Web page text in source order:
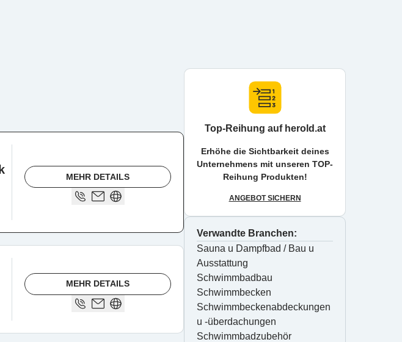
MEHR DETAILS
MEHR DETAILS
Top-Reihung auf herold.at
Erhöhe die Sichtbarkeit deines
Unternehmens mit unseren TOP-
Reihung Produkten!
ANGEBOT SICHERN
Verwandte Branchen:
Sauna u Dampfbad / Bau u
Ausstattung
Schwimmbadbau
Schwimmbecken
Schwimmbeckenabdeckungen
u -überdachungen
Schwimmbadzubehör